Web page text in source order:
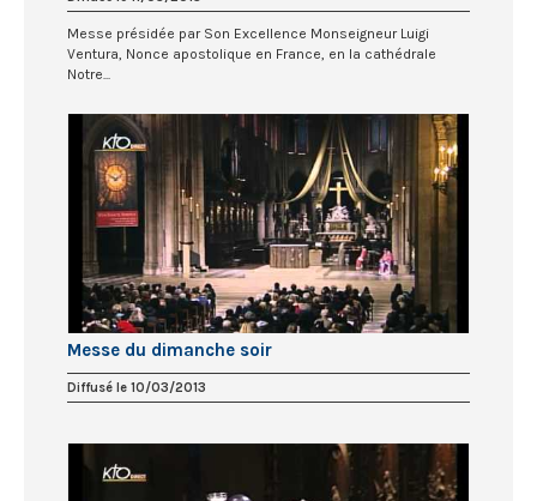
Messe présidée par Son Excellence Monseigneur Luigi
Ventura, Nonce apostolique en France, en la cathédrale
Notre...
Messe du dimanche soir
Diffusé le 10/03/2013